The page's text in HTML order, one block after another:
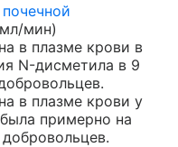
почечной
мин)
в плазме крови в
N-дисметила в 9
в плазме крови у
примерно на